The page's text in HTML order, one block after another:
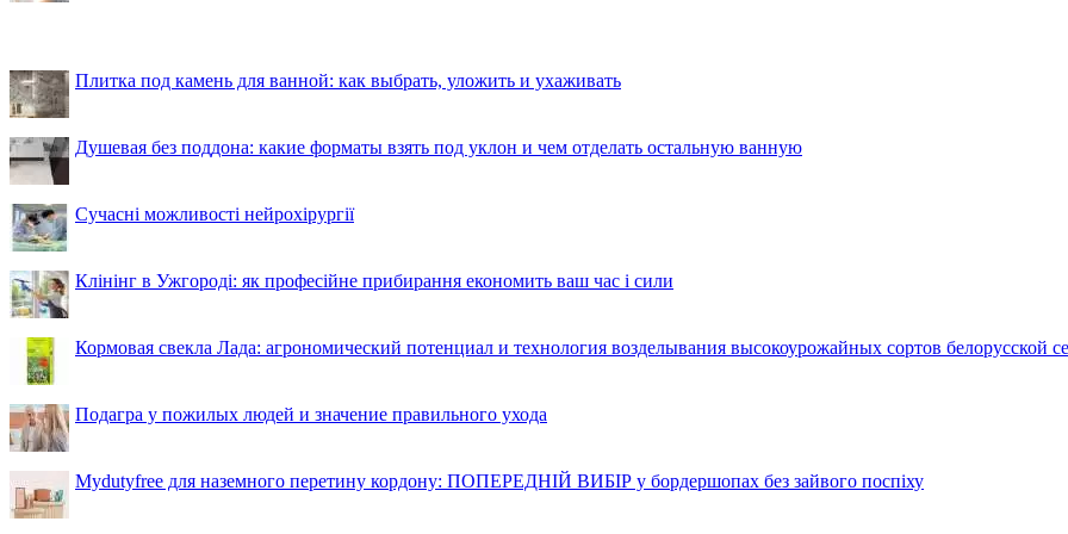
Плитка под камень для ванной: как выбрать, уложить и ухаживать
Душевая без поддона: какие форматы взять под уклон и чем отделать остальную ванную
Сучасні можливості нейрохірургії
Клінінг в Ужгороді: як професійне прибирання економить ваш час і сили
Кормовая свекла Лада: агрономический потенциал и технология возделывания высокоурожайных сортов белорусской
Подагра у пожилых людей и значение правильного ухода
Mydutyfree для наземного перетину кордону: ПОПЕРЕДНІЙ ВИБІР у бордершопах без зайвого поспіху